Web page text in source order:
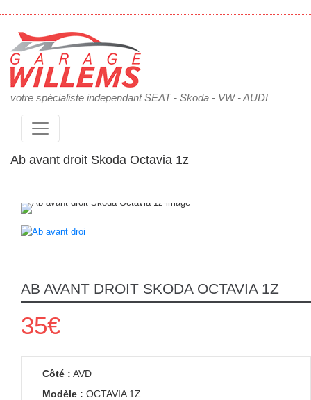
votre spécialiste independant SEAT - Skoda - VW - AUDI
Ab avant droit Skoda Octavia 1z
AB AVANT DROIT SKODA OCTAVIA 1Z
35€
Côté : AVD
Modèle : OCTAVIA 1Z